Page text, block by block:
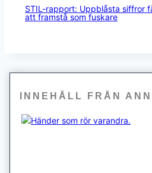
STIL-rapport: Uppblåsta siffror
att framstå som fuskare
INNEHÅLL FRÅN